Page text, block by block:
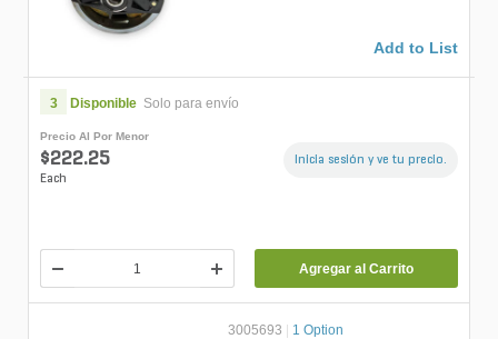
Add to List
3 Disponible Solo para envío
Precio Al Por Menor
$222.25
Each
Inicia sesión y ve tu precio.
Agregar al Carrito
3005693 | 1 Option